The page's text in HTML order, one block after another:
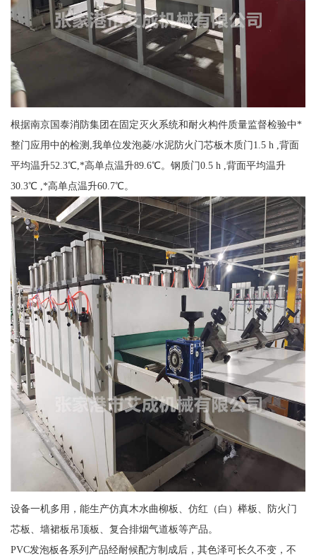
根据南京国泰消防集团在固定灭火系统和耐火构件质量监督检验中*
整门应用中的检测,我单位发泡菱/水泥防火门芯板木质门1.5 h ,背面
平均温升52.3℃,*高单点温升89.6℃。钢质门0.5 h ,背面平均温升
30.3℃ ,*高单点温升60.7℃。
设备一机多用，能生产仿真木水曲柳板、仿红（白）榉板、防火门
芯板、墙裙板吊顶板、复合排烟气道板等产品。
PVC发泡板各系列产品经耐候配方制成后，其色泽可长久不变，不